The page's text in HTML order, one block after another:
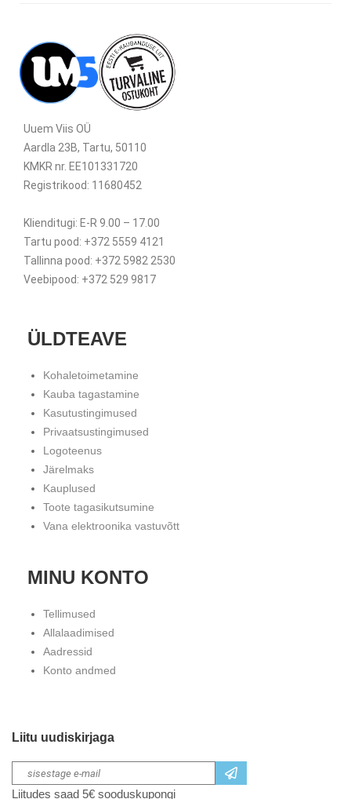
Uuem Viis OÜ
Aardla 23B, Tartu, 50110
KMKR nr. EE101331720
Registrikood: 11680452
Klienditugi: E-R 9.00 – 17.00
Tartu pood: +372 5559 4121
Tallinna pood: +372 5982 2530
Veebipood: +372 529 9817
ÜLDTEAVE
Kohaletoimetamine
Kauba tagastamine
Kasutustingimused
Privaatsustingimused
Logoteenus
Järelmaks
Kauplused
Toote tagasikutsumine
Vana elektroonika vastuvõtt
MINU KONTO
Tellimused
Allalaadimised
Aadressid
Konto andmed
Liitu uudiskirjaga
Liitudes saad 5€ sooduskupongi